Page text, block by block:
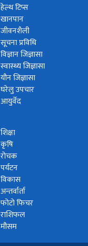
हेल्थ टिप्स
खानपान
जीवनशैली
सूचना प्रविधि
विज्ञान जिज्ञासा
स्वास्थ्य जिज्ञासा
यौन जिज्ञासा
घरेलु उपचार
आयुर्वेद
शिक्षा
कृषि
रोचक
पर्यटन
विकास
अन्तर्वार्ता
फोटो फिचर
राशिफल
मौसम